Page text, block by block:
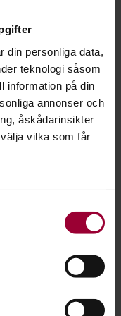
din personliga data,
teknologi såsom
information på din
annonser och
åskådarinsikter
vilka som får
till flera meter
när som
stipendiet för
naturskog.
ideella insatser
stipendiater är
ledamot i